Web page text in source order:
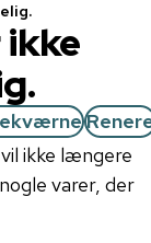
ikke
ikke længere
varer, der